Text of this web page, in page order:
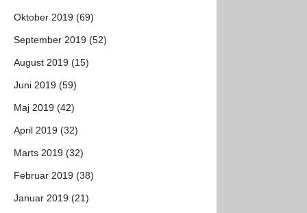
Oktober 2019 (69)
September 2019 (52)
August 2019 (15)
Juni 2019 (59)
Maj 2019 (42)
April 2019 (32)
Marts 2019 (32)
Februar 2019 (38)
Januar 2019 (21)